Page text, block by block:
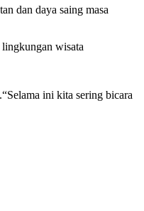
dan daya saing masa
wisata
ini kita sering bicara